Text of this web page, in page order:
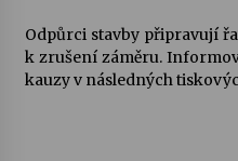
Odpůrci stavby připravují
k zrušení záměru.
kauzy v následných